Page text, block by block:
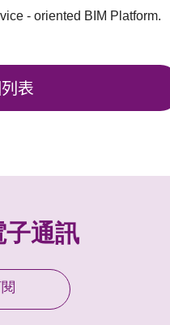
- oriented BIM Platform.
表
子通訊